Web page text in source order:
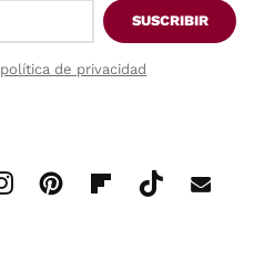
SUSCRIBIR
política de privacidad